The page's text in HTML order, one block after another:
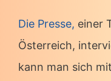
Die Presse, einer
Österreich,
kann man sich